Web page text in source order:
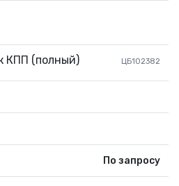
КПП (полный) ЦБ102382
По запросу